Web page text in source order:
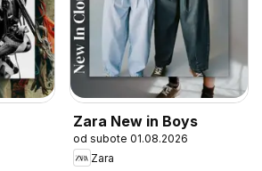
Zara New in Boys
od subote 01.08.2026
Zara